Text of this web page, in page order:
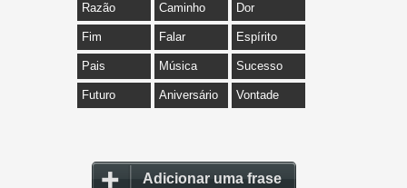
Razão Caminho Dor
Fim Falar Espírito
Pais Música Sucesso
Futuro Aniversário Vontade
Adicionar uma frase